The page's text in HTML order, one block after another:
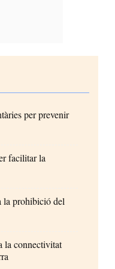
per prevenir
facilitar la
la prohibició del
la connectivitat